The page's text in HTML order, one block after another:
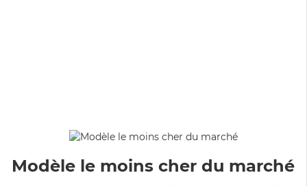
Modèle le moins cher du marché